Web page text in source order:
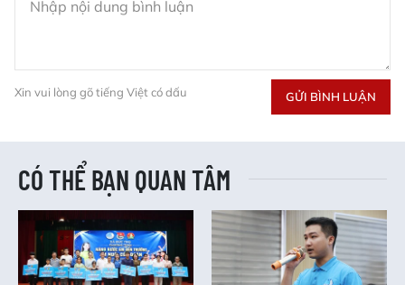
Xin vui lòng gõ tiếng Việt có dấu GỬI BÌNH LUẬN
CÓ THỂ BẠN QUAN TÂM